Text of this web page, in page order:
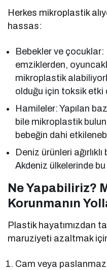
Herkes mikroplastik
hassas:
Bebekler ve
emziklerden,
mikroplastik
olduğu için toksik etki
Hamileler: Yapılan
bile mikroplastik
bebeğin dahi
Deniz ürünleri
Akdeniz ülkelerinde
Ne Yapabiliriz?
Korunmanın
Plastik hayatımızdan
maruziyeti azaltmak
Cam veya paslanmaz